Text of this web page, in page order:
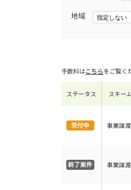
地域
手数料はこちらをご覧く
ステータス スキー
事業譲渡
事業譲渡